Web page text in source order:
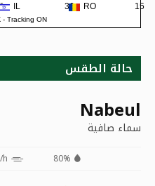
IL 36 RO 15
- Tracking ON
حالة الطقس
Nabeul
سماء صافية
80%